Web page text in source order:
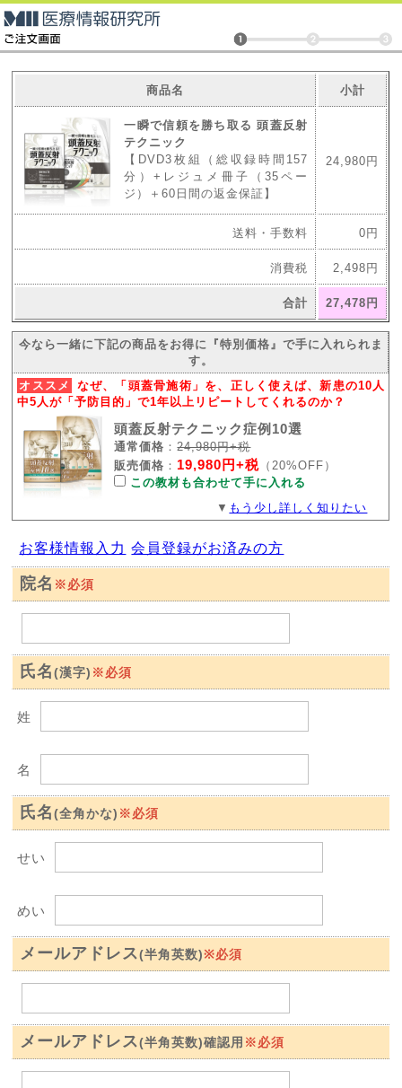
商品名 小計
一瞬で信頼を勝ち取る 頭蓋反射
テクニック
【DVD3枚組（総収録時間157
分）+レジュメ冊子（35ペー
ジ）＋60日間の返金保証】
24,980円
送料・手数料 0円
消費税 2,498円
合計 27,478円
今なら一緒に下記の商品をお得に『特別価格』で手に入れられま
す。
オススメ
なぜ、「頭蓋骨施術」を、正しく使えば、新患の10人
中5人が「予防目的」で1年以上リピートしてくれるのか？
頭蓋反射テクニック症例10選
通常価格 ：24,980円+税
販売価格 ： 19,980円+税 （20%OFF）
この教材も合わせて手に入れる
▼ もう少し詳しく知りたい
お客様情報入力 会員登録がお済みの方
院名 ※必須
氏名(漢字) ※必須
姓
名
氏名(全角かな) ※必須
せい
めい
メールアドレス(半角英数)※必須
メールアドレス(半角英数)確認用 ※必須